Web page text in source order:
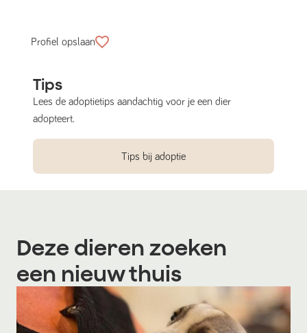
Profiel opslaan
Tips
Lees de adoptietips aandachtig voor je een dier
adopteert.
Tips bij adoptie
Deze dieren zoeken
een nieuw thuis